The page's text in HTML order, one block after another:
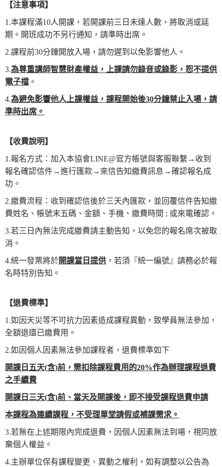
【注意事項】
1.本課程滿10人開課，若開課前三日未達人數，將取消或延
期。開班成功不另行通知，請準時出席。
2.課程前30分鐘開放入場，請勿遲到以免影響他人。
3.為尊重講師智慧財產權益，上課請勿錄音或錄影，恕不提供
電子檔 。
4.為避免影響他人上課權益，課程開始後30分鐘禁止入場，請
準時出席 。
【收費說明】
1.報名方式：加入本協會LINE@官方帳號與客服聯繫→收到
報名確認信件→進行匯款→來信告知繳費訊息→確認報名成
功。
2.繳費流程：收到確認信後於三天內匯款，並回覆信件告知繳
費姓名、帳號末五碼、金額、手機、繳費時間 ; 或來電確認。
3.若三日內無法完成繳費請主動告知，以免您的報名席次被取
消。
4.統一發票將於開課當日提供 ，若須『統一編號』請務必於報
名時特別告知。
【退費標準】
1.如因天災等不可抗力因素造成課程異動，致學員無法參加，
全額退還已繳費用。
2.如因個人因素無法參加課程者，退費標準如下
開課日五天(含)前，需扣除課程費用的20%作為辦理課程退費
之手續費
開課日三天(含)前、當天及開課後，即不接受課程退費申請
本課程為連續課程，不受理單堂請假或補課需求 。
3.若無在上述期限內完成退費，因個人因素無法到場，視同放
棄個人權益。
4.主辦單位保有課程變更、異動之權利，如有調整以公告為